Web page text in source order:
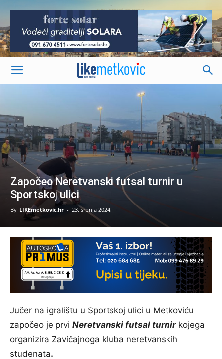
-
Započeo Neretvanski futsal turnir u
Sportskoj ulici
By LIKEmetkovic.hr - 23. srpnja 2024.
Jučer na igralištu u Sportskoj ulici u Metkoviću
započeo je prvi Neretvanski futsal turnirkojega
organizira Zavičajnoga kluba neretvanskih
studenata.